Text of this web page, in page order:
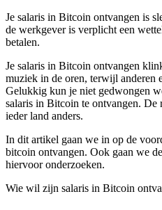
Je salaris in Bitcoin ontvangen is
de werkgever is verplicht een
betalen.
Je salaris in Bitcoin ontvangen
muziek in de oren, terwijl anderen
Gelukkig kun je niet gedwongen
salaris in Bitcoin te ontvangen.
ieder land anders.
In dit artikel gaan we in op de
bitcoin ontvangen. Ook gaan we
hiervoor onderzoeken.
Wie wil zijn salaris in Bitcoin